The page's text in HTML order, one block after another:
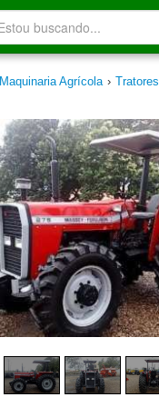
Maquinaria Agrícola › Tratores